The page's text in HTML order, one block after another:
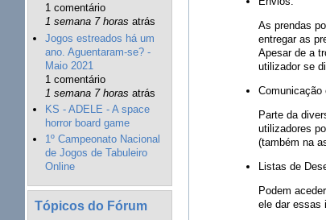
1 comentário
1 semana 7 horas atrás
Jogos estreados há um
ano. Aguentaram-se? -
Maio 2021
1 comentário
1 semana 7 horas atrás
KS - ADELE - A space
horror board game
1º Campeonato Nacional
de Jogos de Tabuleiro
Online
Tópicos do Fórum
As prendas
entregar as
Apesar de a
utilizador se
Comunicação
Parte da
utilizadores
(também na
Listas de
Podem
ele dar essas